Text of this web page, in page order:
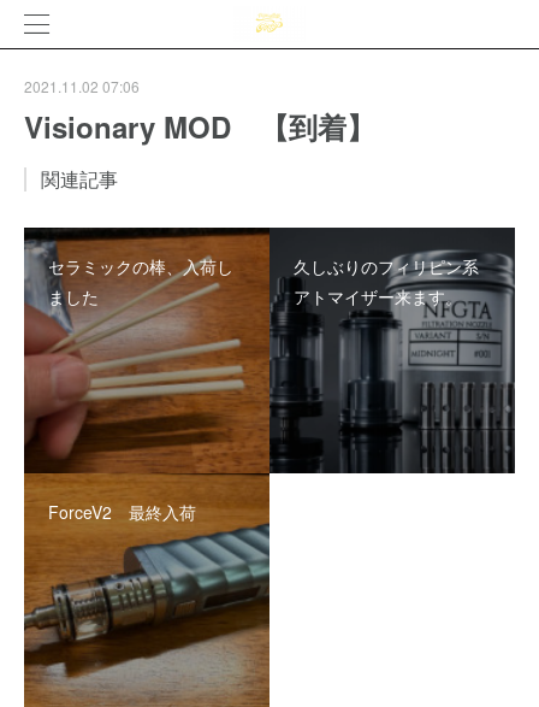
2021.11.02 07:06
Visionary MOD 【到着】
関連記事
セラミックの棒、入荷し
ました
久しぶりのフィリピン系
アトマイザー来ます。
ForceV2 最終入荷